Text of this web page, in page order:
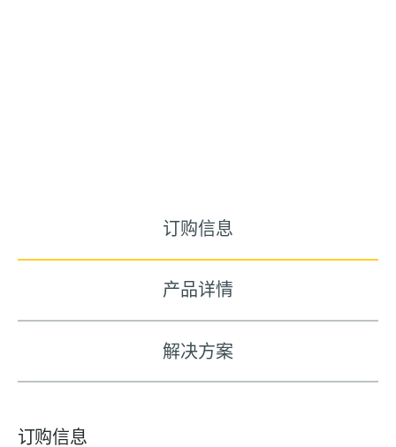
订购信息
产品详情
解决方案
订购信息